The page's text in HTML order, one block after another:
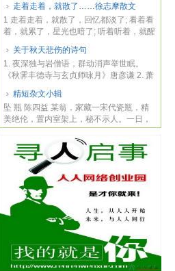
走着走着，就散了……徐志摩散文
1 走着走着，就散了，回忆都淡了; 看着看
着，就累了，星光也暗了; 听着听着，就醒
关于秋天悲伤的诗句
1. 夜深独与岩僧语，群动消声举世眠。
《秋霁丰德寺与玄贞师咏月》唐彦谦 2. 萧
精短杂文小辑
坠 瓶 陈四益 某翁，家藏一宋代瓷瓶，精
美绝伦，置内室架上，秘不示人。一日，
自外入...